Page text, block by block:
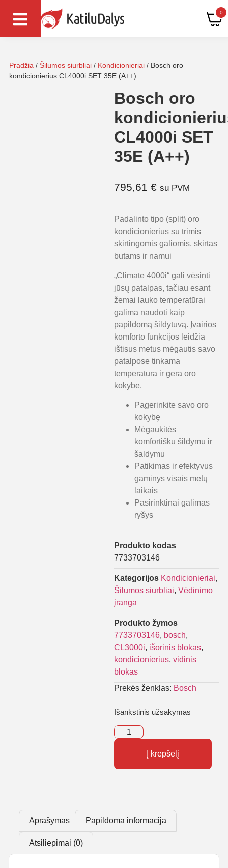
0
Pradžia / Šilumos siurbliai / Kondicionieriai / Bosch oro
kondicionierius CL4000i SET 35E (A++)
Bosch oro
CL4000i SET
35E (A++)
795,61 € su PVM
Padalinto tipo (split) oro
kondicionierius su trimis
skirtingomis galiomis, skirtas
butams ir namui
„Climate 4000i“ gali vėsinti
jūsų patalpas, tačiau esant
žemai lauko temperatūrai
galima naudoti kaip
papildomą šildytuvą. Įvairios
komforto funkcijos leidžia
ištisus metus mėgautis savo
patalpose tinkama
temperatūra ir gera oro
kokybe.
Pagerinkite savo oro
kokybę
Mėgaukitės
komfortišku šildymu ir
šaldymu
Patikimas ir efektyvus
gaminys visais metų
laikais
Pasirinktinai galimas
ryšys
Produkto kodas
7733703146
Kategorijos Kondicionieriai,
Šilumos siurbliai, Vėdinimo
įranga
Produkto žymos
7733703146, bosch,
CL3000i, išorinis blokas,
kondicionierius, vidinis
blokas
Prekės ženklas: Bosch
Išankstinis užsakymas
Į krepšelį
Aprašymas Papildoma informacija
Atsiliepimai (0)